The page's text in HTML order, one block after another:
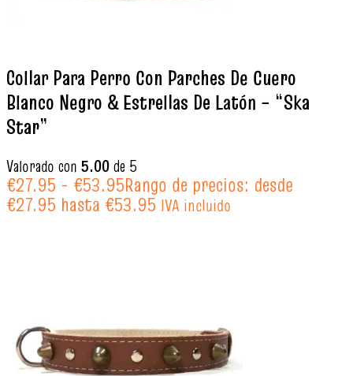
Collar Para Perro Con Parches De Cuero
Blanco Negro & Estrellas De Latón – “Ska
Star”
Valorado con 5.00de 5
€27.95 - €53.95Rango de precios: desde
€27.95 hasta €53.95 IVA incluido